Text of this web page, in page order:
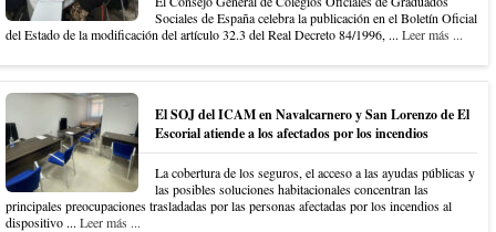
Sociales de España celebra la publicación en el Boletín Oficial
del Estado de la modificación del artículo 32.3 del Real Decreto 84/1996, ... Leer más ...
El SOJ del ICAM en Navalcarnero y San Lorenzo de El
Escorial atiende a los afectados por los incendios
La cobertura de los seguros, el acceso a las ayudas públicas y
las posibles soluciones habitacionales concentran las
principales preocupaciones trasladadas por las personas afectadas por los incendios al
dispositivo ... Leer más ...